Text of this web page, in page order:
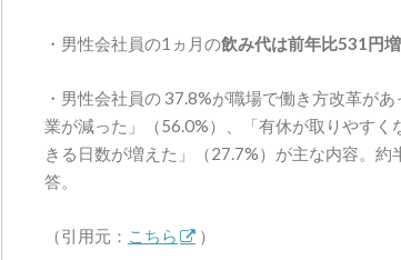
・男性会社員の1ヵ月の飲み代は前年比531円
・男性会社員の 37.8%が職場で働き方改革が
業が減った」（56.0%）、「有休が取りやす
きる日数が増えた」（27.7%）が主な内容。
答。
（引用元： こちら ）